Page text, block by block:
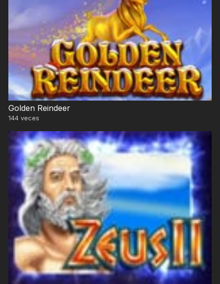
Golden Reindeer
144veces